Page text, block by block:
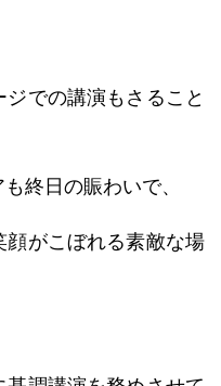
での講演もさること
終日の賑わいで、
顔がこぼれる素敵な場